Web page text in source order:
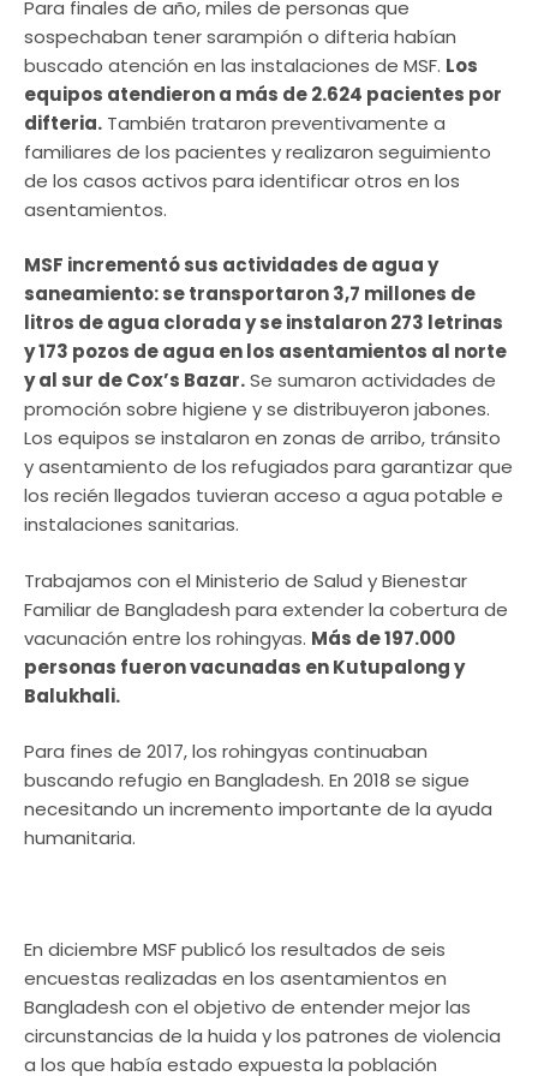
Para finales de año, miles de personas que
sospechaban tener sarampión o difteria habían
buscado atención en las instalaciones de MSF. Los
equipos atendieron a más de 2.624 pacientes por
difteria. También trataron preventivamente a
familiares de los pacientes y realizaron seguimiento
de los casos activos para identificar otros en los
asentamientos.
MSF incrementó sus actividades de agua y
saneamiento: se transportaron 3,7 millones de
litros de agua clorada y se instalaron 273 letrinas
y 173 pozos de agua en los asentamientos al norte
y al sur de Cox’s Bazar.Se sumaron actividades de
promoción sobre higiene y se distribuyeron jabones.
Los equipos se instalaron en zonas de arribo, tránsito
y asentamiento de los refugiados para garantizar que
los recién llegados tuvieran acceso a agua potable e
instalaciones sanitarias.
Trabajamos con el Ministerio de Salud y Bienestar
Familiar de Bangladesh para extender la cobertura de
vacunación entre los rohingyas. Más de 197.000
personas fueron vacunadas en Kutupalong y
Balukhali.
Para fines de 2017, los rohingyas continuaban
buscando refugio en Bangladesh. En 2018 se sigue
necesitando un incremento importante de la ayuda
humanitaria.
En diciembre MSF publicó los resultados de seis
encuestas realizadas en los asentamientos en
Bangladesh con el objetivo de entender mejor las
circunstancias de la huida y los patrones de violencia
a los que había estado expuesta la población